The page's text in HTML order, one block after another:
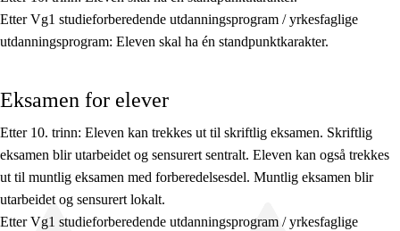
Fagets relevans og sentrale verdier
Tverrfaglige temaer
Grunnleggende ferdigheter
Etter Vg1 studieforberedende utdanningsprogram / yrkesfaglige
utdanningsprogram: Eleven skal ha én standpunktkarakter.
Eksamen for elever
Etter 10. trinn: Eleven kan trekkes ut til skriftlig eksamen. Skriftlig
eksamen blir utarbeidet og sensurert sentralt. Eleven kan også trekkes
ut til muntlig eksamen med forberedelsesdel. Muntlig eksamen blir
utarbeidet og sensurert lokalt.
Etter Vg1 studieforberedende utdanningsprogram / yrkesfaglige